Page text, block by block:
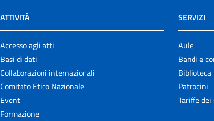
ATTIVITÀ
Accesso agli atti
Basi di dati
Collaborazioni internazionali
Comitato Etico Nazionale
Eventi
Formazione
SERVIZI
Aule
Bandi e
Biblioteca
Patrocini
Tariffe